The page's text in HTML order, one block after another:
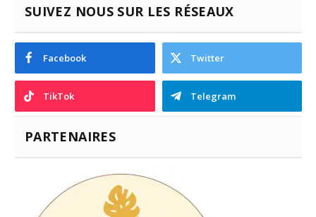
SUIVEZ NOUS SUR LES RÉSEAUX
Facebook Twitter
TikTok Telegram
PARTENAIRES